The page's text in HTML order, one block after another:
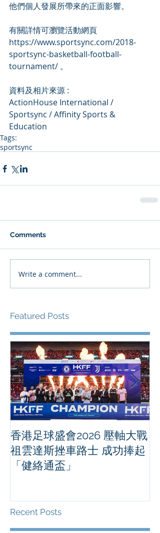
他們個人發展所帶來的正面影響。
有關詳情可瀏覽活動網頁
https://www.sportsync.com/2018-
sportsync-basketball-football-
tournament/ 。
資料及相片來源 :
ActionHouse International /
Sportsync / Affinity Sports &
Education
Tags:
sportsync
Comments
Write a comment...
Featured Posts
香港足球盛會2026 壓軸大戰
祖雲達斯挫車路士 成功捧起
「健絡通盃」
Recent Posts